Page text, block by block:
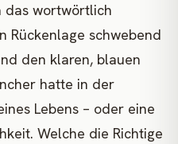
das wortwörtlich
Rückenlage schwebend
den klaren, blauen
hatte in der
Lebens – oder eine
Welche die Richtige